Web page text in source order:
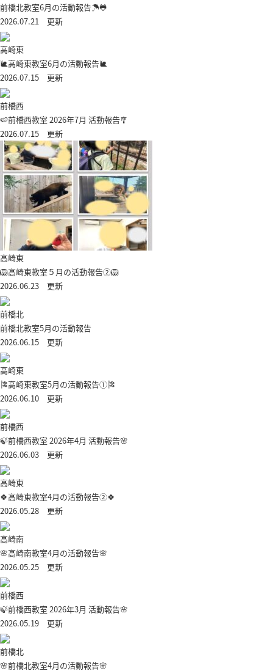
前橋北教室6月の活動報告☂🐸
2026.07.21 更新
高崎東
🐌高崎東教室6月の活動報告🐌
2026.07.15 更新
前橋西
🍉前橋西教室 2026年7月 活動報告🎐
2026.07.15 更新
高崎東
🦁高崎東教室５月の活動報告②🦁
2026.06.23 更新
前橋北
前橋北教室5月の活動報告
2026.06.15 更新
高崎東
🎏高崎東教室5月の活動報告①🎏
2026.06.10 更新
前橋西
🍃前橋西教室 2026年4月 活動報告🌸
2026.06.03 更新
高崎東
🍀高崎東教室4月の活動報告②🍀
2026.05.28 更新
高崎南
🌸高崎南教室4月の活動報告🌸
2026.05.25 更新
前橋西
🍃前橋西教室 2026年3月 活動報告🌸
2026.05.19 更新
前橋北
🌸前橋北教室4月の活動報告🌸